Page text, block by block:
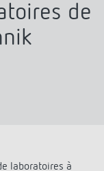
de
laboratoires à